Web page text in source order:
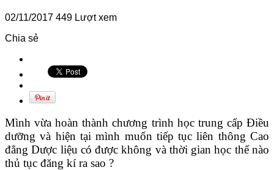
02/11/2017 449 Lượt xem
Chia sẻ
Mình vừa hoàn thành chương trình học trung cấp Điều
dưỡng và hiện tại mình muốn tiếp tục liên thông Cao
đẳng Dược liệu có được không và thời gian học thế nào
thủ tục đăng kí ra sao ?